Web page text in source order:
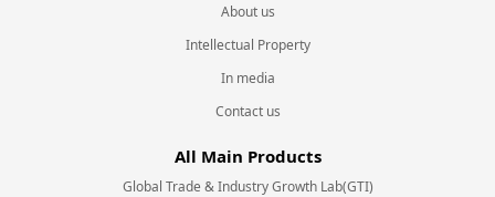
About us
Intellectual Property
In media
Contact us
All Main Products
Global Trade & Industry Growth Lab(GTI)